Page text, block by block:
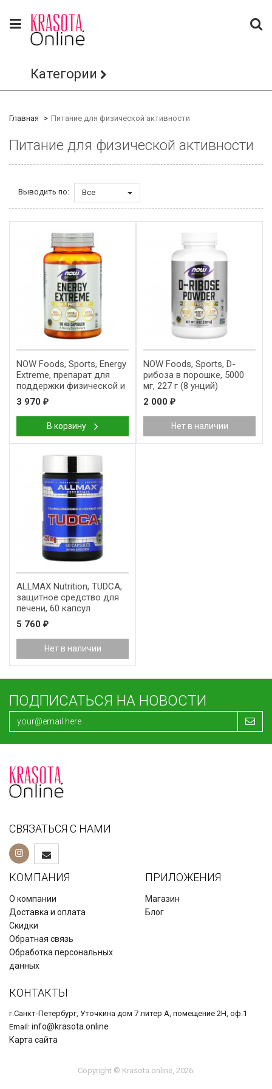
Категории
Главная Питание для физической активности
Питание для физической активности
Выводить по: Все
NOW Foods, Sports, Energy
Extreme, препарат для
поддержки физической и
умственной активности,
90 растительных капсул
3 970 ₽
В корзину
NOW Foods, Sports, D-
рибоза в порошке, 5000
мг, 227 г (8 унций)
2 000 ₽
Нет в наличии
ALLMAX Nutrition, TUDCA,
защитное средство для
печени, 60 капсул
5 760 ₽
Нет в наличии
ПОДПИСАТЬСЯ НА НОВОСТИ
СВЯЗАТЬСЯ С НАМИ
КОМПАНИЯ
О компании
Доставка и оплата
Скидки
Обратная связь
Обработка персональных
данных
ПРИЛОЖЕНИЯ
Магазин
Блог
КОНТАКТЫ
г.Санкт-Петербург, Уточкина дом 7 литер А, помещение 2Н, оф.1
Email: info@krasota.online
Карта сайта
Copyright © Krasota.online, 2026.